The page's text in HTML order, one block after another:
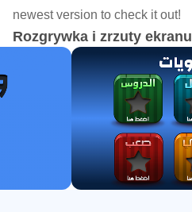
newest version to check it out!
Rozgrywka i zrzuty ekranu